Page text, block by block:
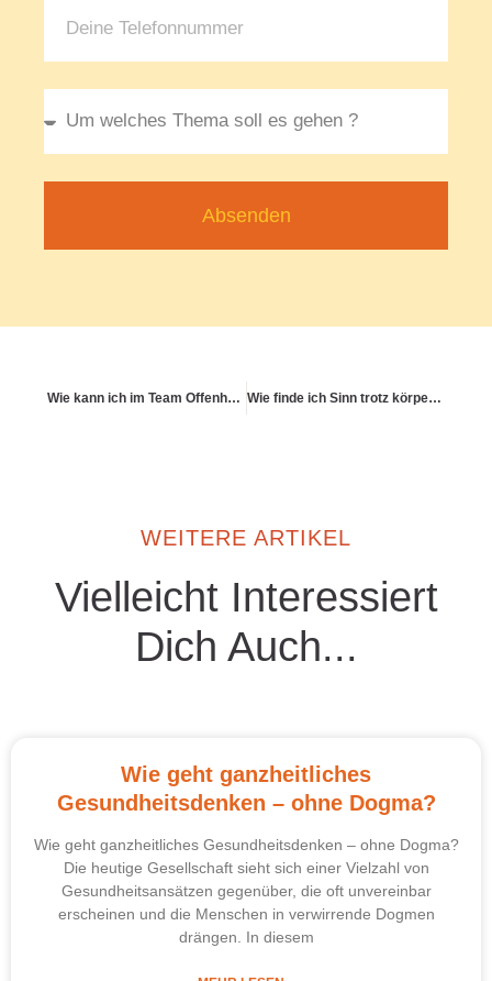
Absenden
Wie kann ich im Team Offenheit für Gesundheitsfragen stärken? Wie finde ich Sinn trotz körperlicher Einschränkungen?
WEITERE ARTIKEL
Vielleicht Interessiert
Dich Auch...
Wie geht ganzheitliches
Gesundheitsdenken – ohne Dogma?
Wie geht ganzheitliches Gesundheitsdenken – ohne Dogma?
Die heutige Gesellschaft sieht sich einer Vielzahl von
Gesundheitsansätzen gegenüber, die oft unvereinbar
erscheinen und die Menschen in verwirrende Dogmen
drängen. In diesem